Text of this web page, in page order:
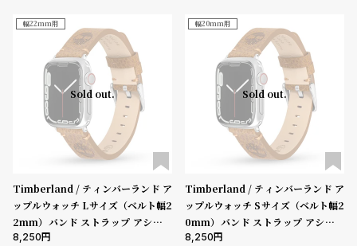
mm、Ultra］
mm（series10以降）］
幅22mm用
Sold out.
Timberland / ティンバーランド ア
ップルウォッチ Lサイズ（ベルト幅2
2mm）バンド ストラップ アシュビ
ー ダークブラウン レザー ［対応ケ
8,250
幅20mm用
Sold out.
Timberland / ティンバーランド ア
ップルウォッチ Sサイズ（ベルト幅2
0mm）バンド ストラップ アシュビ
ー ダークブラウン レザー ［対応ケ
8,250